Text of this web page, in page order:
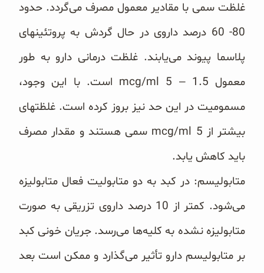
غلظت سمی با مقادیر معمول مصرف می‌گردد. حدود
80- ‏‏60 درصد داروی در حال گردش به پروتئینهای
پلاسما پیوند می‌یابند. غلظت درمانی دارو به طور
معمول ‏mcg/ml 5 – ‎‎1.5‎‏ است. با این وجود،
مسمومیت در این حد نیز بروز کرده است. غلظتهای
بیشتر از ‏mcg/ml 5‎‏ سمی هستند و مقدار ‏مصرف
باید کاهش یابد.
متابولیسم: در کبد به دو متابولیت فعال متابولیزه
می‌شود. کمتر از 10 درصد داروی تزریقی به صورت
متابولیزه نشده به ‏کلیه‌ها می‌رسد. جریان خونی کبد
بر متابولیسم دارو تأثیر می‌گذارد و ممکن است بعد